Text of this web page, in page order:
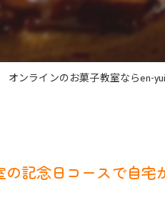
オンラインのお菓子教室ならen-yui
の記念日コースで自